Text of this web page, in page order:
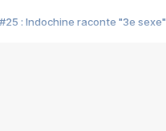
#25 : Indochine raconte "3e sexe"